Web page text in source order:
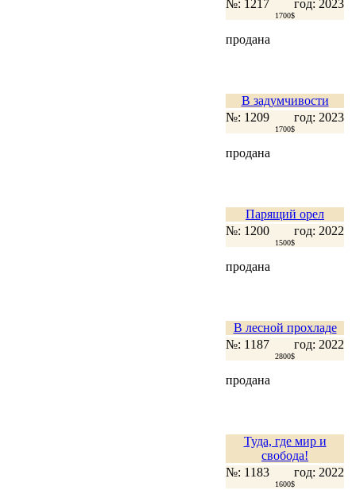
№: 1217
год: 2023
1700$
продана
В задумчивости
№: 1209
год: 2023
1700$
продана
Парящий орел
№: 1200
год: 2022
1500$
продана
В лесной прохладе
№: 1187
год: 2022
2800$
продана
Туда, где мир и
свобода!
№: 1183
год: 2022
1600$